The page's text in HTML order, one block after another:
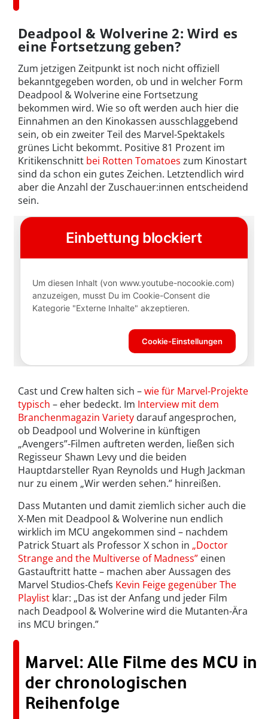
Deadpool & Wolverine 2: Wird es
eine Fortsetzung geben?
Zum jetzigen Zeitpunkt ist noch nicht offiziell
bekanntgegeben worden, ob und in welcher Form
Deadpool & Wolverine eine Fortsetzung
bekommen wird. Wie so oft werden auch hier die
Einnahmen an den Kinokassen ausschlaggebend
sein, ob ein zweiter Teil des Marvel-Spektakels
grünes Licht bekommt. Positive 81 Prozent im
Kritikenschnitt bei Rotten Tomatoes zum Kinostart
sind da schon ein gutes Zeichen. Letztendlich wird
aber die Anzahl der Zuschauer:innen entscheidend
sein.
Cast und Crew halten sich –wie für Marvel-Projekte
typisch – eher bedeckt. Im Interview mit dem
Branchenmagazin Variety darauf angesprochen,
ob Deadpool und Wolverine in künftigen
„Avengers”-Filmen auftreten werden, ließen sich
Regisseur Shawn Levy und die beiden
Hauptdarsteller Ryan Reynolds und Hugh Jackman
nur zu einem „Wir werden sehen.” hinreißen.
Dass Mutanten und damit ziemlich sicher auch die
X-Men mit Deadpool & Wolverine nun endlich
wirklich im MCU angekommen sind – nachdem
Patrick Stuart als Professor X schon in „Doctor
Strange and the Multiverse of Madness” einen
Gastauftritt hatte – machen aber Aussagen des
Marvel Studios-Chefs Kevin Feige gegenüber The
Playlist klar: „Das ist der Anfang und jeder Film
nach Deadpool & Wolverine wird die Mutanten-Ära
ins MCU bringen.”
Marvel: Alle Filme des MCU in
der chronologischen
Reihenfolge